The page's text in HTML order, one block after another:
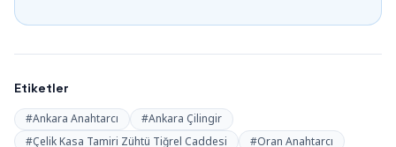
Etiketler
#Ankara Anahtarcı
#Ankara Çilingir
#Çelik Kasa Tamiri Zühtü Tiğrel Caddesi
#Oran Anahtarcı